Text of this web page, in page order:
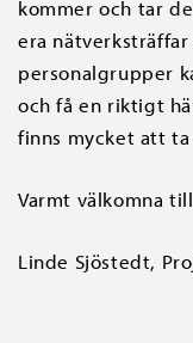
kommer och tar
era
personalgrupper
och få en riktigt
finns mycket att ta
Varmt välkomna
Linde Sjöstedt,